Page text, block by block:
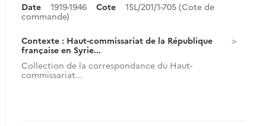
Date 1919-1946 Cote
1SL/201/1-705 (Cote de
commande)
Contexte : Haut-commissariat de la République
française en Syrie...
Collection de la correspondance du Haut-
commissariat...